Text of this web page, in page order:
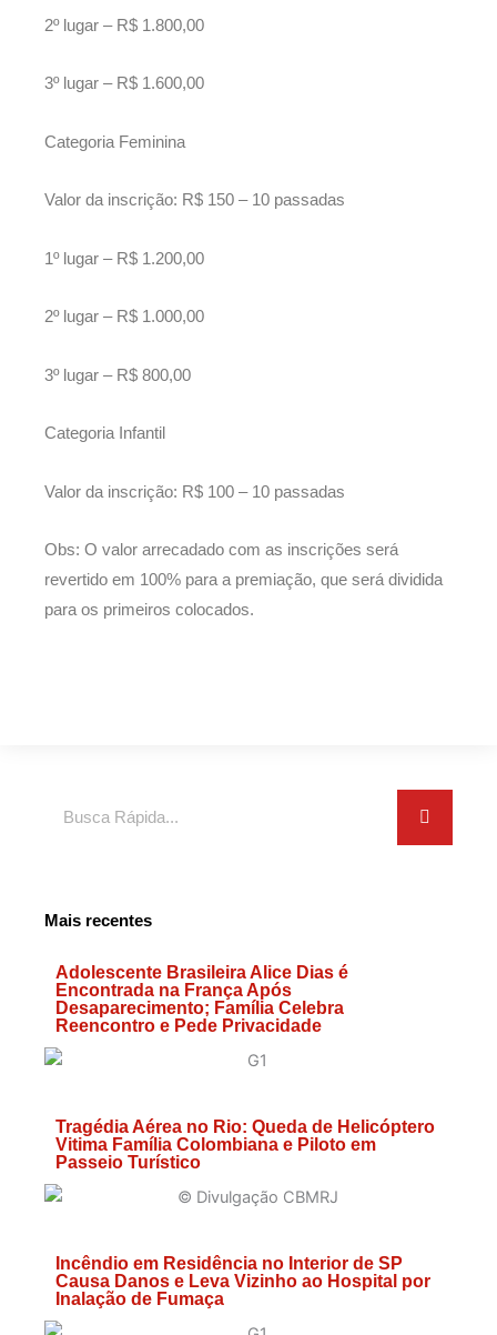
2º lugar – R$ 1.800,00
3º lugar – R$ 1.600,00
Categoria Feminina
Valor da inscrição: R$ 150 – 10 passadas
1º lugar – R$ 1.200,00
2º lugar – R$ 1.000,00
3º lugar – R$ 800,00
Categoria Infantil
Valor da inscrição: R$ 100 – 10 passadas
Obs: O valor arrecadado com as inscrições será
revertido em 100% para a premiação, que será dividida
para os primeiros colocados.
Mais recentes
Adolescente Brasileira Alice Dias é
Encontrada na França Após
Desaparecimento; Família Celebra
Reencontro e Pede Privacidade
Tragédia Aérea no Rio: Queda de Helicóptero
Vitima Família Colombiana e Piloto em
Passeio Turístico
Incêndio em Residência no Interior de SP
Causa Danos e Leva Vizinho ao Hospital por
Inalação de Fumaça